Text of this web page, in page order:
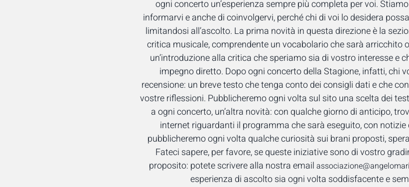
ogni concerto un’esperienza sempre più completa per voi.
informarvi e anche di coinvolgervi, perché chi di voi lo desidera
limitandosi all’ascolto. La prima novità in questa direzione è la
critica musicale, comprendente un vocabolario che sarà arricchito
un’introduzione alla critica che speriamo sia di vostro interesse e
impegno diretto. Dopo ogni concerto della Stagione, infatti, chi
recensione: un breve testo che tenga conto dei consigli dati e che
vostre riflessioni. Pubblicheremo ogni volta sul sito una scelta dei
a ogni concerto, un’altra novità: con qualche giorno di anticipo,
internet riguardanti il programma che sarà eseguito, con
pubblicheremo ogni volta qualche curiosità sui brani proposti,
Fateci sapere, per favore, se queste iniziative sono di vostro
proposito: potete scrivere alla nostra email associazione@
esperienza di ascolto sia ogni volta soddisfacente e